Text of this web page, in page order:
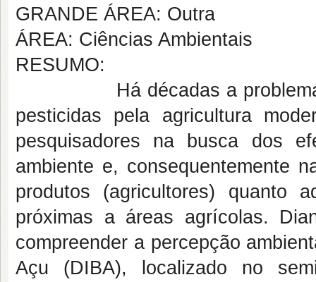
GRANDE ÁREA: Outra
ÁREA: Ciências Ambientais
RESUMO:
Há décadas a problemática
pesticidas pela agricultura
pesquisadores na busca dos
ambiente e, consequentemente
produtos (agricultores) quanto
próximas a áreas agrícolas.
compreender a percepção
Açu (DIBA), localizado no